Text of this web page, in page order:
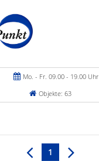
Mo. - Fr. 09.00 - 19.00 Uhr
Objekte: 63
1